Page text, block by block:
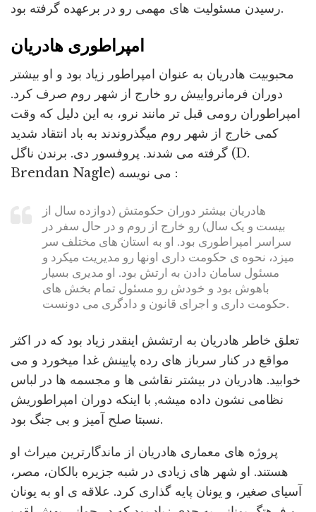
رسیدن مسئولیت های مهمی رو در برعهده گرفته بود.
امپراطوری هادریان
محبوبیت هادریان به عنوان امپراطور زیاد بود و او بیشتر
دوران فرمانرواییش رو خارج از شهر روم صرف کرد.
امپراطوران رومی قبل تر مانند نرو، به این دلیل که وقت
کمی خارج از شهر روم میگذروندند به باد انتقاد شدید
گرفته می شدند. پروفسور دی. برندن ناگل (D.
Brendan Nagle) می نویسه :
هادریان بیشتر دوران حکومتش (دوازده سال از
بیست و یک سال) رو خارج از روم و در حال سفر در
سراسر امپراطوری بود. او به استان های مختلف سر
میزد، نحوه ی حکومت داری اونها رو مدیریت میکرد و
مسئول سامان دادن به ارتش بود. او مدیری بسیار
باهوش بود و خودش رو مسئول تمام بخش های
حکومت داری و اجرای قانون و دادگری می دونست.
تعلق خاطر هادریان به ارتشش اینقدر زیاد بود که در اکثر
مواقع در کنار سرباز های رده پایینش غدا میخورد و می
خوابید. هادریان در بیشتر نقاشی ها و مجسمه ها در لباس
نظامی نشون داده میشه, با اینکه دوران امپراطوریش
نسبتا صلح آمیز و بی جنگ بود.
پروژه های معماری هادریان از ماندگارترین میراث او
هستند. او شهر های زیادی در شبه جزیره بالکان، مصر،
آسیای صغیر، و یونان پایه گذاری کرد. علاقه ی او به یونان